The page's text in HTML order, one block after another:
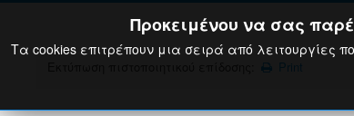
Print
Προκειμένου να σας
Τα cookies επιτρέπουν μια σειρά από λειτουργίες